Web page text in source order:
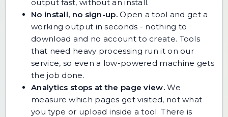
output fast, without an install.
No install, no sign-up.Open a tool and get a
working output in seconds - nothing to
download and no account to create. Tools
that need heavy processing run it on our
service, so even a low-powered machine gets
the job done.
Analytics stops at the page view.We
measure which pages get visited, not what
you type or upload inside a tool. There is